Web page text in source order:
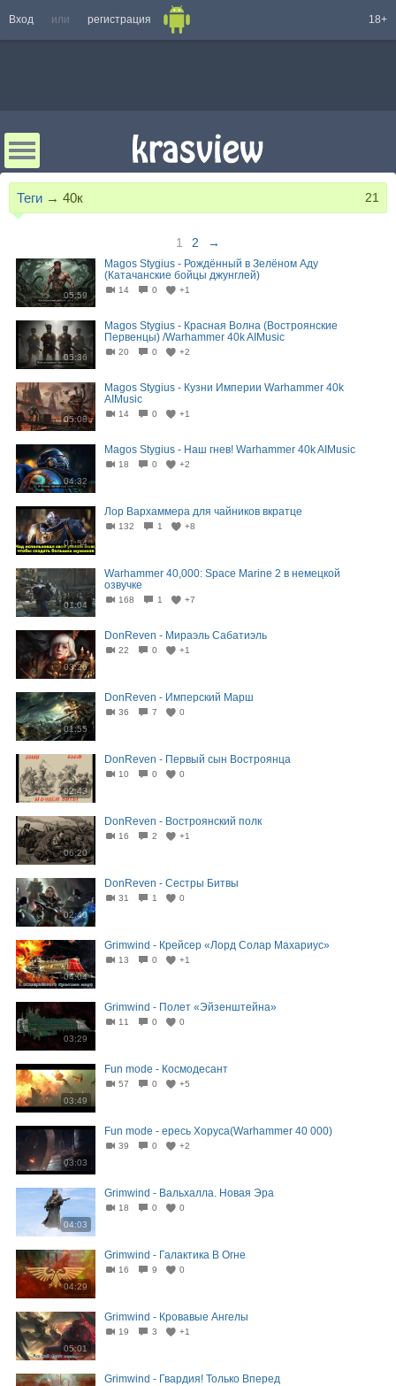
Вход или регистрация 18+
Теги → 40к 21
1 2 →
05:59
Magos Stygius - Рождённый в Зелёном Аду
(Катачанские бойцы джунглей)
14 0 +1
05:36
Magos Stygius - Красная Волна (Востроянские
Первенцы) /Warhammer 40k AIMusic
20 0 +2
05:08
Magos Stygius - Кузни Империи Warhammer 40k
AIMusic
14 0 +1
04:32
Magos Stygius - Наш гнев! Warhammer 40k AIMusic
18 0 +2
01:54
Лор Вархаммера для чайников вкратце
132 1 +8
01:04
Warhammer 40,000: Space Marine 2 в немецкой
озвучке
168 1 +7
03:26
DonReven - Мираэль Сабатиэль
22 0 +1
01:55
DonReven - Имперский Марш
36 7 0
02:43
DonReven - Первый сын Востроянца
10 0 0
06:20
DonReven - Востроянский полк
16 2 +1
02:40
DonReven - Сестры Битвы
31 1 0
04:04
Grimwind - Крейсер «Лорд Солар Махариус»
13 0 +1
03:29
Grimwind - Полет «Эйзенштейна»
11 0 0
03:49
Fun mode - Космодесант
57 0 +5
03:03
Fun mode - ересь Хоруса(Warhammer 40 000)
39 0 +2
04:03
Grimwind - Вальхалла. Новая Эра
18 0 0
04:29
Grimwind - Галактика В Огне
16 9 0
05:01
Grimwind - Кровавые Ангелы
19 3 +1
Grimwind - Гвардия! Только Вперед